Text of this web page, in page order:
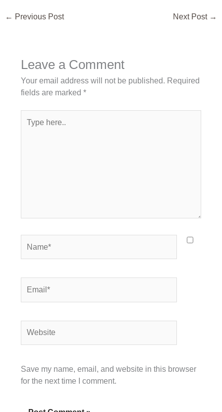
← Previous Post Next Post →
Leave a Comment
Your email address will not be published. Required
fields are marked *
here..
Save my name, email, and website in this browser
for the next time I comment.